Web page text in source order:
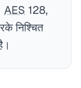
AES 128,
निश्चित